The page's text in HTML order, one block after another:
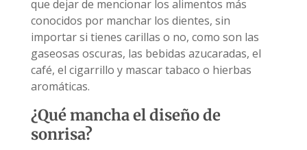
que dejar de mencionar los alimentos más
conocidos por manchar los dientes, sin
importar si tienes carillas o no, como son las
gaseosas oscuras, las bebidas azucaradas, el
café, el cigarrillo y mascar tabaco o hierbas
aromáticas.
¿Qué mancha el diseño de
sonrisa?